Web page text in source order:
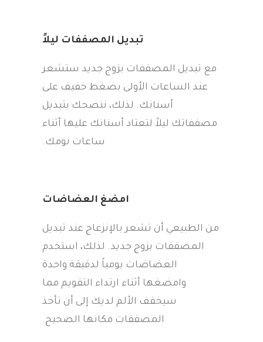
تبديل المصففات ليلاً
مع تبديل المصففات بزوج جديد ستشعر
عند الساعات الأولى بضغط خفيف على
أسنانك. لذلك، ننصحك بتبديل
مصففاتك ليلاً لتعتاد أسنانك عليها أثناء
ساعات نومك.
امضغ العضاضات
من الطبيعي أن تشعر بالإنزعاج عند تبديل
المصففات بزوج جديد. لذلك، استخدم
العضاضات يومياً لدقيقة واحدة
وامضغها أثناء ارتداء التقويم مما
سيخفف الألم لديك إلى أن تأخذ
المصففات مكانها الصحيح.